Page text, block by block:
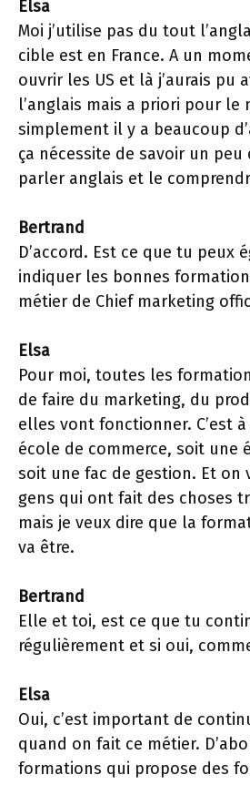
Elsa
Moi j’utilise pas du tout
cible est en France. A un
ouvrir les US et là j’aurais pu
l’anglais mais a priori pour le
simplement il y a beaucoup
ça nécessite de savoir un peu
parler anglais et le
Bertrand
D’accord. Est ce que tu peux
indiquer les bonnes
métier de Chief marketing
Elsa
Pour moi, toutes les
de faire du marketing, du
elles vont fonctionner. C’est
école de commerce, soit une
soit une fac de gestion. Et on
gens qui ont fait des choses
mais je veux dire que la
va être.
Bertrand
Elle et toi, est ce que tu
régulièrement et si oui,
Elsa
Oui, c’est important de
quand on fait ce métier.
formations qui propose des